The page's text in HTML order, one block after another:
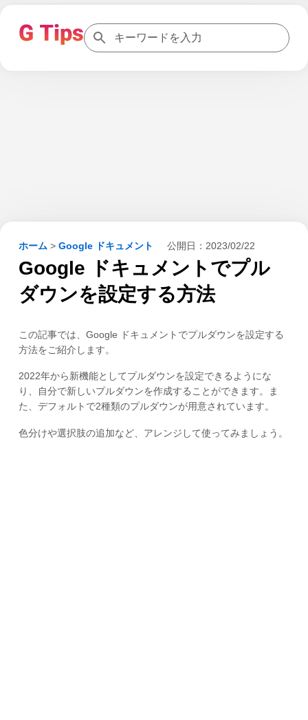
ホーム > Google ドキュメント 公開日： 2023/02/22
Google ドキュメントでプル
ダウンを設定する方法
この記事では、Google ドキュメントでプルダウンを設定する
方法をご紹介します。
2022年から新機能としてプルダウンを設定できるようにな
り、自分で新しいプルダウンを作成することができます。ま
た、デフォルトで2種類のプルダウンが用意されています。
色分けや選択肢の追加など、アレンジして使ってみましょう。